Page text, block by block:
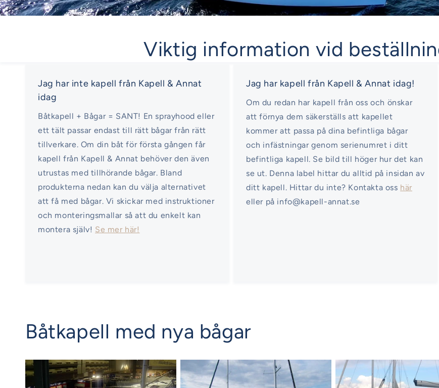
Viktig information vid
Jag har inte kapell från Kapell & Annat
idag
Båtkapell + Bågar = SANT! En sprayhood eller
ett tält passar endast till rätt bågar från rätt
tillverkare. Om din båt för första gången får
kapell från Kapell & Annat behöver den även
utrustas med tillhörande bågar. Bland
produkterna nedan kan du välja alternativet
att få med bågar. Vi skickar med instruktioner
och monteringsmallar så att du enkelt kan
montera själv! Se mer här!
Jag har kapell från Kapell & Annat idag!
Om du redan har kapell från oss och önskar
att förnya dem säkerställs att kapellet
kommer att passa på dina befintliga bågar
och infästningar genom serienumret i ditt
befintliga kapell. Se bild till höger hur det kan
se ut. Denna label hittar du alltid på insidan av
ditt kapell. Hittar du inte? Kontakta oss här
eller på info@kapell-annat.se
Båtkapell med nya bågar